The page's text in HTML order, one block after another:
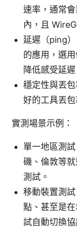
速率，通常
內，且
延遲（ping
的應用，選
降低感受延遲
穩定性與丟
好的工具丟包
實測場景示例：
單一地區測
磯、倫敦等
測試。
移動裝置測
點、甚至是
試自動切換